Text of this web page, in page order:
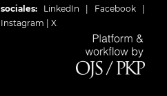
sociales: LinkedIn Facebook
Instagram
X